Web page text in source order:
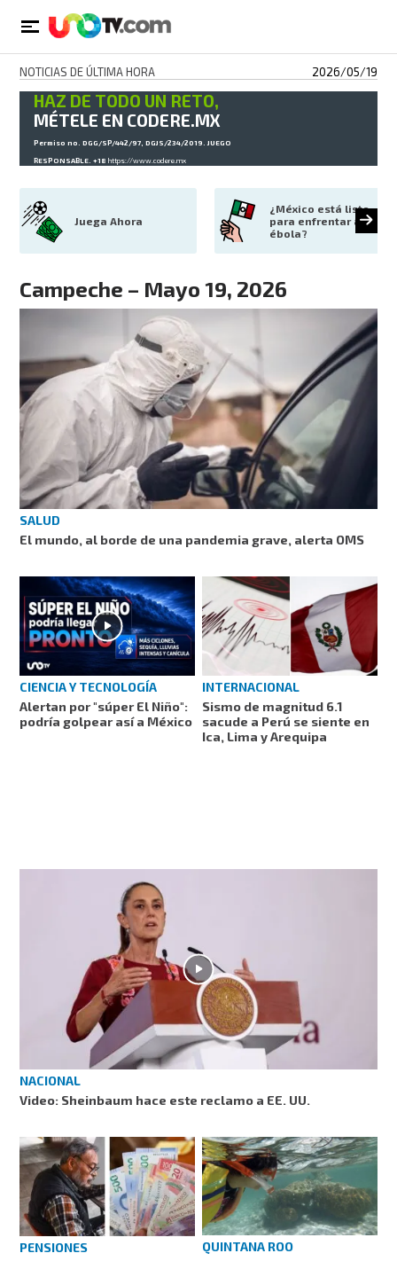
NOTICIAS DE ÚLTIMA HORA 2026/05/19
HAZ DE TODO UN RETO,
MÉTELE EN CODERE.MX
Permiso no. DGG/SP/442/97, DGJS/234/2019. JUEGO
RESPONSABLE. +18https://www.codere.mx
Juega Ahora
¿México está listo
para enfrentar al
ébola?
Campeche – Mayo 19, 2026
SALUD
El mundo, al borde de una pandemia grave, alerta OMS
CIENCIA Y TECNOLOGÍA
Alertan por "súper El Niño":
podría golpear así a México
INTERNACIONAL
Sismo de magnitud 6.1
sacude a Perú se siente en
Ica, Lima y Arequipa
NACIONAL
Video: Sheinbaum hace este reclamo a EE. UU.
PENSIONES
QUINTANA ROO